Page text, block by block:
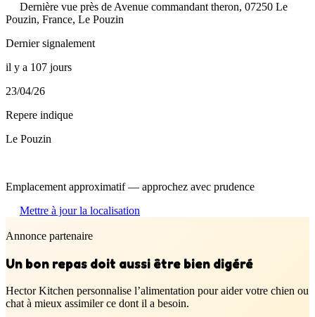
Dernière vue près de Avenue commandant theron, 07250 Le
Pouzin, France, Le Pouzin
Dernier signalement
il y a 107 jours
23/04/26
Repere indique
Le Pouzin
Emplacement approximatif — approchez avec prudence
Mettre à jour la localisation
Annonce partenaire
Un bon repas doit aussi être bien digéré
Hector Kitchen personnalise l’alimentation pour aider votre chien ou
chat à mieux assimiler ce dont il a besoin.